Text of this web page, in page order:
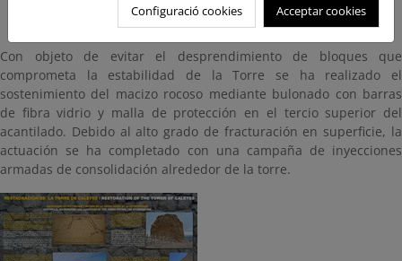
Con objeto de evitar el desprendimiento de bloques que
comprometa la estabilidad de la Torre se ha realizado el
sostenimiento del macizo rocoso mediante bulonado con barras
de fibra vidrio y malla de protección en el tercio superior del
acantilado. Debido al alto grado de fracturación en superficie, la
actuación se ha completado con una campaña de inyecciones
armadas de consolidación alrededor de la torre.
Configuració cookies Acceptar cookies